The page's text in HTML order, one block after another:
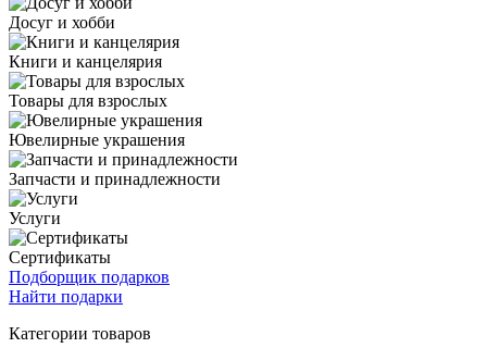
Досуг и хобби
Книги и канцелярия
Товары для взрослых
Ювелирные украшения
Запчасти и принадлежности
Услуги
Сертификаты
Подборщик подарков
Найти подарки
Категории товаров